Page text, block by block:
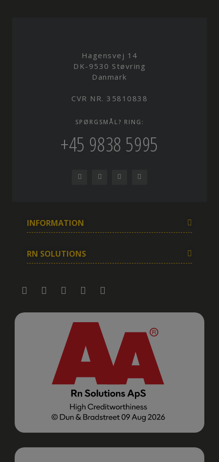
Hagensvej 14
DK-9530 Støvring
Danmark
CVR NR. 35810838
SPØRGSMÅL? RING:
+45 9838 5995
INFORMATION
RN SOLUTIONS